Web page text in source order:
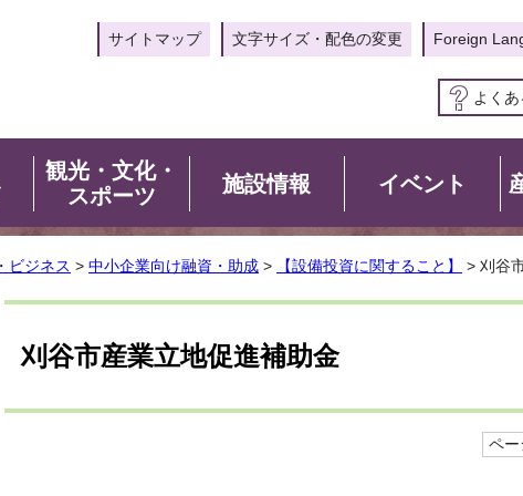
サイトマップ 文字サイズ・配色の変更 Foreign
よく
観光・文化・
スポーツ
施設情報 イベント
ビジネス > 中小企業向け融資・助成 > 【設備投資に関すること】 > 刈谷
刈谷市産業立地促進補助金
ペ